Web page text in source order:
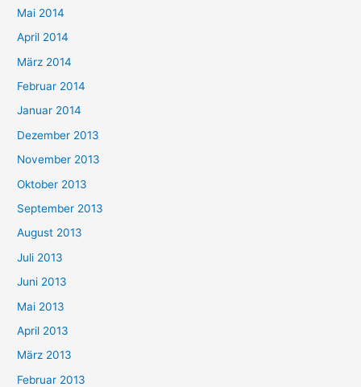
Mai 2014
April 2014
März 2014
Februar 2014
Januar 2014
Dezember 2013
November 2013
Oktober 2013
September 2013
August 2013
Juli 2013
Juni 2013
Mai 2013
April 2013
März 2013
Februar 2013